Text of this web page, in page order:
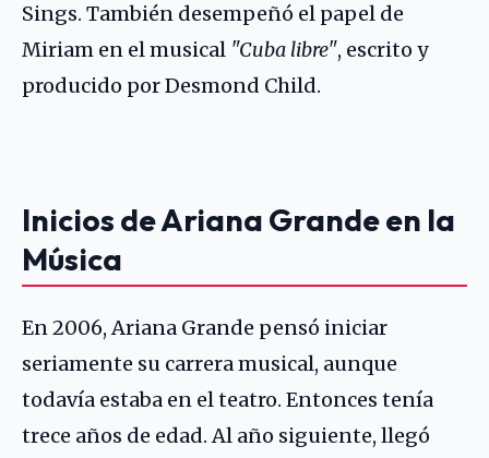
Sings. También desempeñó el papel de
Miriam en el musical "Cuba libre", escrito y
producido por Desmond Child.
Inicios de Ariana Grande en la
Música
En 2006, Ariana Grande pensó iniciar
seriamente su carrera musical, aunque
todavía estaba en el teatro. Entonces tenía
trece años de edad. Al año siguiente, llegó